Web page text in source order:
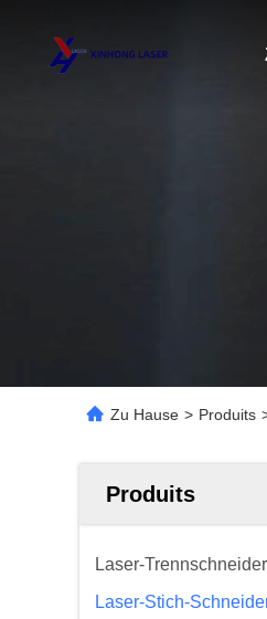
Zu Hause > Produits
Produits
Laser-Trennschneider
Laser-Stich-